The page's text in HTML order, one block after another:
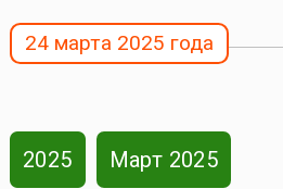
24 марта 2025 года
2025 Март 2025